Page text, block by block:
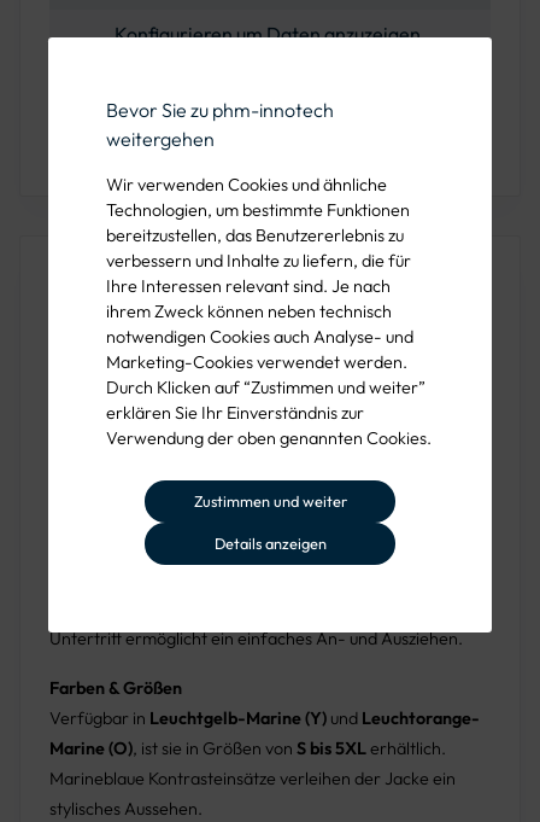
Bevor Sie zu phm-innotech
weitergehen
Wir verwenden Cookies und ähnliche
Technologien, um bestimmte Funktionen
bereitzustellen, das Benutzererlebnis zu
verbessern und Inhalte zu liefern, die für
Ihre Interessen relevant sind. Je nach
ihrem Zweck können neben technisch
notwendigen Cookies auch Analyse- und
Marketing-Cookies verwendet werden.
Durch Klicken auf “Zustimmen und weiter”
erklären Sie Ihr Einverständnis zur
Verwendung der oben genannten Cookies.
Zustimmen und weiter
Details anzeigen
Konfigurieren um Daten anzuzeigen.
Sie haben Fragen oder wünschen eine Beratung?
Produktbeschreibung
Die Vizwell Stepp-Innenjacke VWFC62ist nicht nur eine
hochfunktionelle Innenjacke, die perfekt zur Außenjacke
VW433 passt, sondern kann auch einzeln für maximale
Flexibilität und Sichtbarkeit getragen werden. Mit ihrem
attraktiven Steppstoff in Rautenmuster bietet sie Wärme
Konstruktion und Material
Diese vielseitige Jacke zeichnet sich durch umlaufende,
Untertritt ermöglicht ein einfaches An- und Ausziehen.
Farben & Größen
Verfügbar in Leuchtgelb-Marine (Y) und Leuchtorange-
Marine (O), ist sie in Größen von S bis 5XLerhältlich.
Marineblaue Kontrasteinsätze verleihen der Jacke ein
stylisches Aussehen.